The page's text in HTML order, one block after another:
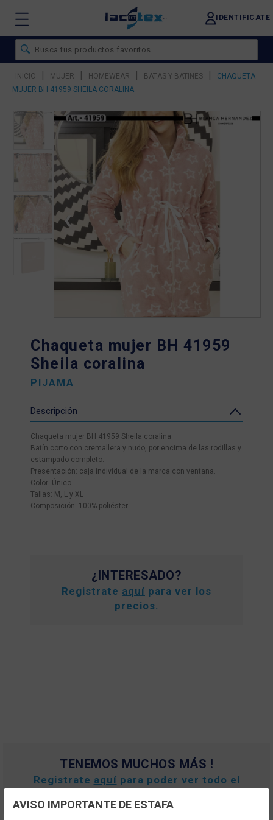
IDENTIFICATE
INICIO | MUJER | HOMEWEAR | BATAS Y BATINES |
CHAQUETA
MUJER BH 41959 SHEILA CORALINA
❮
Chaqueta mujer BH 41959
Sheila coralina
PIJAMA
Descripción
Chaqueta mujer BH 41959 Sheila coralina
Batín corto con cremallera y nudo, por encima de las rodillas y
estampado completo.
Presentación: caja individual de la marca con ventana.
Color: Único
Tallas: M, L y XL
Composición: 100% poliéster
¿INTERESADO?
Registrate aquí para ver los
precios.
TENEMOS MUCHOS MÁS !
Registrate aquí para poder ver todo el
AVISO IMPORTANTE DE ESTAFA